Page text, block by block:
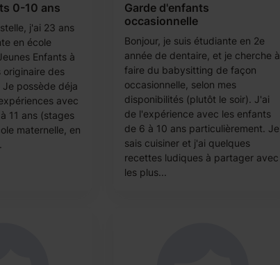
0-10 ans
j'ai 23 ans
en école
Enfants à
originaire des
Je possède déja
avec
11 ans (stages
maternelle, en
Garde d'enfants
occasionnelle
Bonjour, je suis étudiante en 2e
année de dentaire, et je cherche à
faire du babysitting de façon
occasionnelle, selon mes
disponibilités (plutôt le soir). J'ai
de l'expérience avec les enfants
de 6 à 10 ans particulièrement. Je
sais cuisiner et j'ai quelques
recettes ludiques à partager avec
les plus...